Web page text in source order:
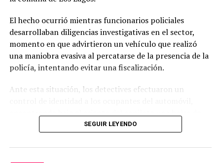
Post Views: 26
El hecho ocurrió mientras funcionarios policiales
desarrollaban diligencias investigativas en el sector,
momento en que advirtieron un vehículo que realizó
una maniobra evasiva al percatarse de la presencia de la
policía, intentando evitar una fiscalización.
Ante esta situación, los detectives efectuaron un
nylon con una sustancia vegetal de características
similares a cannabis.
SEGUIR LEYENDO